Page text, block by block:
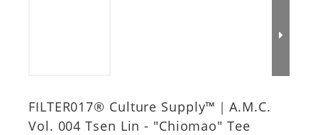
FILTER017® Culture Supply™｜A.M.C.
Vol. 004 Tsen Lin - "Chiomao" Tee